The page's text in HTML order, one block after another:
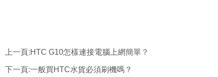
上一頁:HTC G10怎樣連接電腦上網簡單？
下一頁:一般買HTC水貨必須刷機嗎？